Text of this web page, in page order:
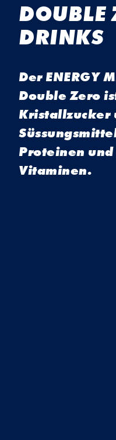
DOUBLE
DRINKS
Der ENERGY
Double Zero
Kristallzucker
Proteinen
Vitaminen.